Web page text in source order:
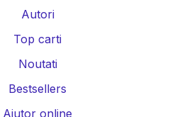
Autori
Top carti
Noutati
Bestsellers
Ajutor online